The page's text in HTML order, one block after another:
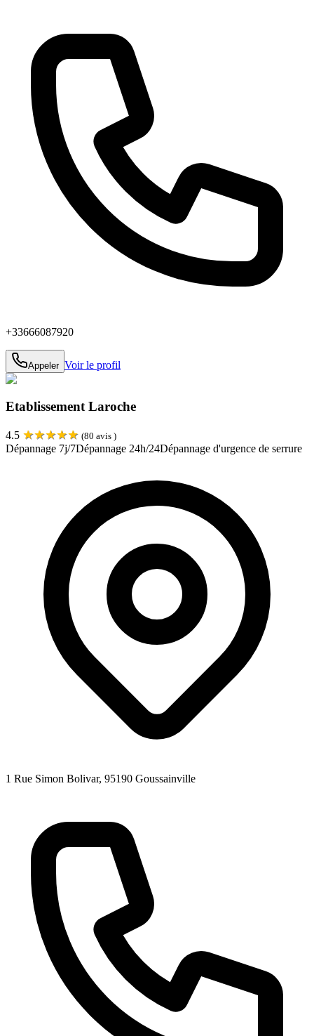
+33666087920
Appeler Voir le profil
Etablissement Laroche
4.5 ★★★★★ (80 avis )
Dépannage 7j/7Dépannage 24h/24Dépannage d'urgence de serrure
1 Rue Simon Bolivar, 95190 Goussainville